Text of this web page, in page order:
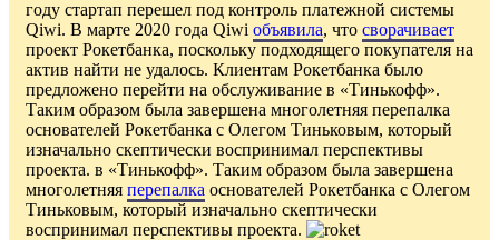
году стартап перешел под контроль платежной системы
Qiwi. В марте 2020 года Qiwi объявила, что сворачивает
проект Рокетбанка, поскольку подходящего покупателя на
актив найти не удалось. Клиентам Рокетбанка было
предложено перейти на обслуживание в «Тинькофф».
Таким образом была завершена многолетняя перепалка
основателей Рокетбанка с Олегом Тиньковым, который
изначально скептически воспринимал перспективы
проекта. в «Тинькофф». Таким образом была завершена
многолетняя перепалка основателей Рокетбанка с Олегом
Тиньковым, который изначально скептически
воспринимал перспективы проекта.